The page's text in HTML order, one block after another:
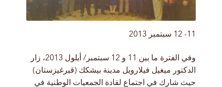
11- 12 سبتمبر
وفي الفترة ما بين و سبتمبر / أيلول
، زار
الدكتور ميغيل فيلارويل مدينة بيشكك (قيرغيزستان)
حيث شارك في اجتماع لقادة الجمعيات الوطنية في